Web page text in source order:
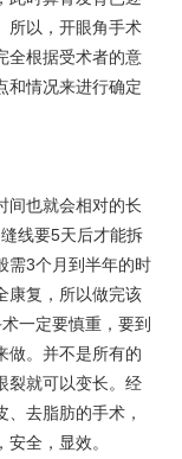
所以，开眼角手术
全根据受术者的意
和情况来进行确定
间也就会相对的长
线要5天后才能拆
需3个月到半年的时
康复，所以做完该
一定要慎重，要到
做。并不是所有的
裂就可以变长。经
去脂肪的手术，
全，显效。